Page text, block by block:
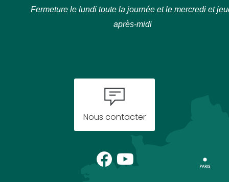
Fermeture le lundi toute la journée et le mercredi et
après-midi
Nous contacter